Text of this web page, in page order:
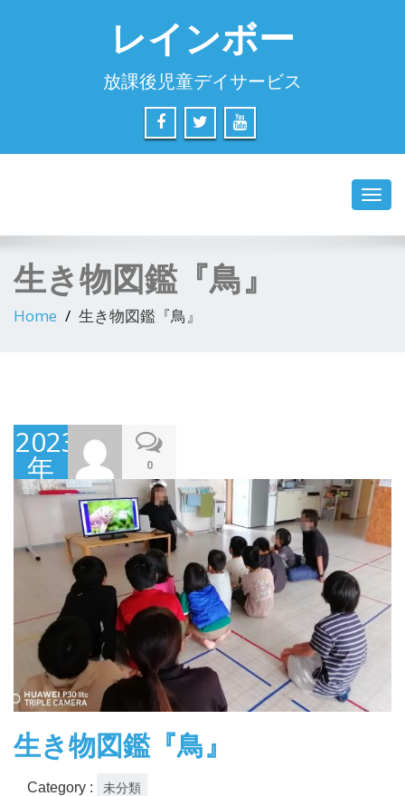
レインボー
放課後児童デイサービス
生き物図鑑『鳥』
Home 生き物図鑑『鳥』
2023
年
11
16
日
0
生き物図鑑『鳥』
Category : 未分類